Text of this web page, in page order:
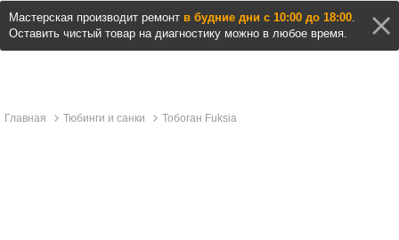
Мастерская производит ремонт в будние дни с 10:00 до 18:00.
Оставить чистый товар на диагностику можно в любое время.
Главная Тюбинги и санки Тобоган Fuksia